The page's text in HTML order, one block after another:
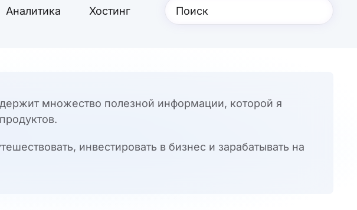
Аналитика Хостинг
множество полезной информации, которой я
инвестировать в бизнес и зарабатывать на